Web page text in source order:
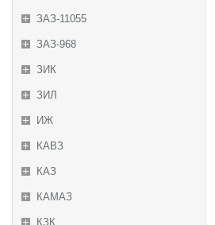
ЗАЗ-11055
ЗАЗ-968
ЗИК
ЗИЛ
ИЖ
КАВЗ
КАЗ
КАМАЗ
КЗК